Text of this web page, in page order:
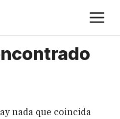
nada que coincida